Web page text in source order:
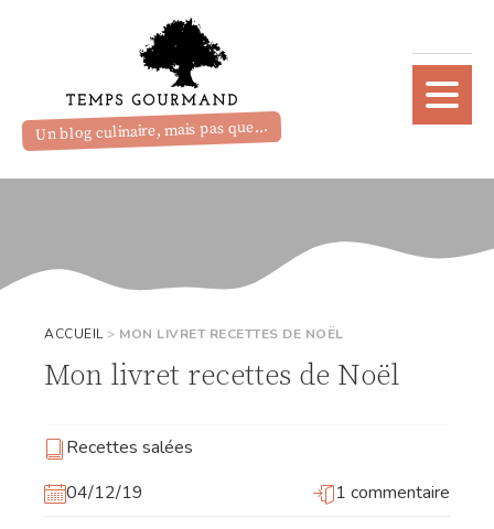
Un blog culinaire, mais pas que...
ACCUEIL> MON LIVRET RECETTES DE NOËL
Mon livret recettes de Noël
Recettes salées
04/12/19
1 commentaire